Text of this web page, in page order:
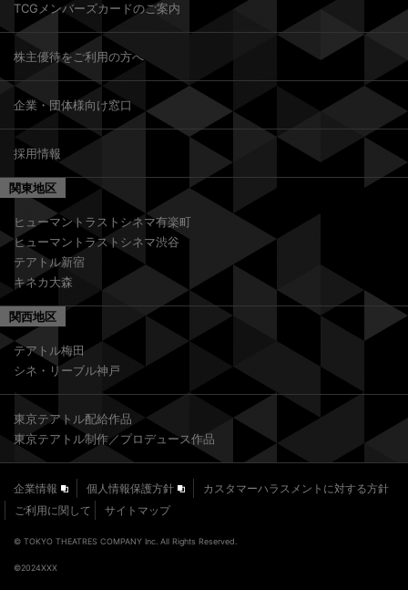
TCGメンバーズカードのご案内
株主優待をご利用の方へ
企業・団体様向け窓口
採用情報
関東地区
ヒューマントラストシネマ有楽町
ヒューマントラストシネマ渋谷
テアトル新宿
キネカ大森
関西地区
テアトル梅田
シネ・リーブル神戸
東京テアトル配給作品
東京テアトル制作／プロデュース作品
企業情報 個人情報保護方針
カスタマーハラスメントに対する方針
ご利用に関して
サイトマップ
© TOKYO THEATRES COMPANY Inc. All Rights Reserved.
©2024XXX